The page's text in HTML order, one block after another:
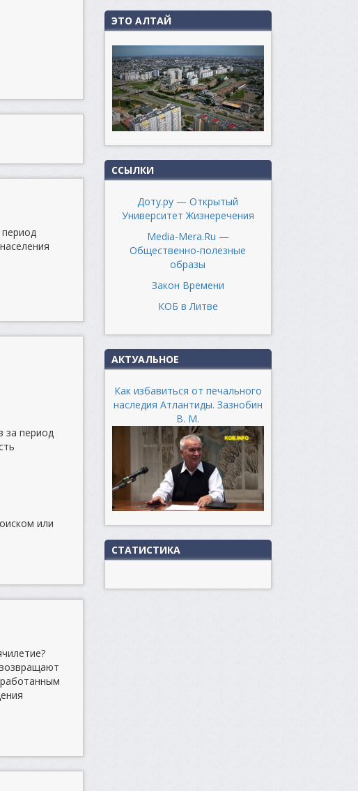
за период
или
ЭТО АЛТАЙ
ССЫЛКИ
Доту.ру — Открытый
Университет Жизнеречения
Media-Mera.Ru —
Общественно-полезные
образы
Закон Времени
КОБ в Литве
АКТУАЛЬНОЕ
Как избавиться от печального
наследия Атлантиды. Зазнобин
В. М.
СТАТИСТИКА